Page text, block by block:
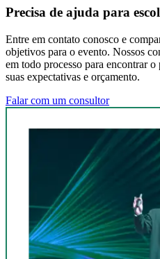
Precisa de ajuda para
Entre em contato conosco e
objetivos para o evento. Nossos
em todo processo para encontrar o
suas expectativas e orçamento.
Falar com um consultor